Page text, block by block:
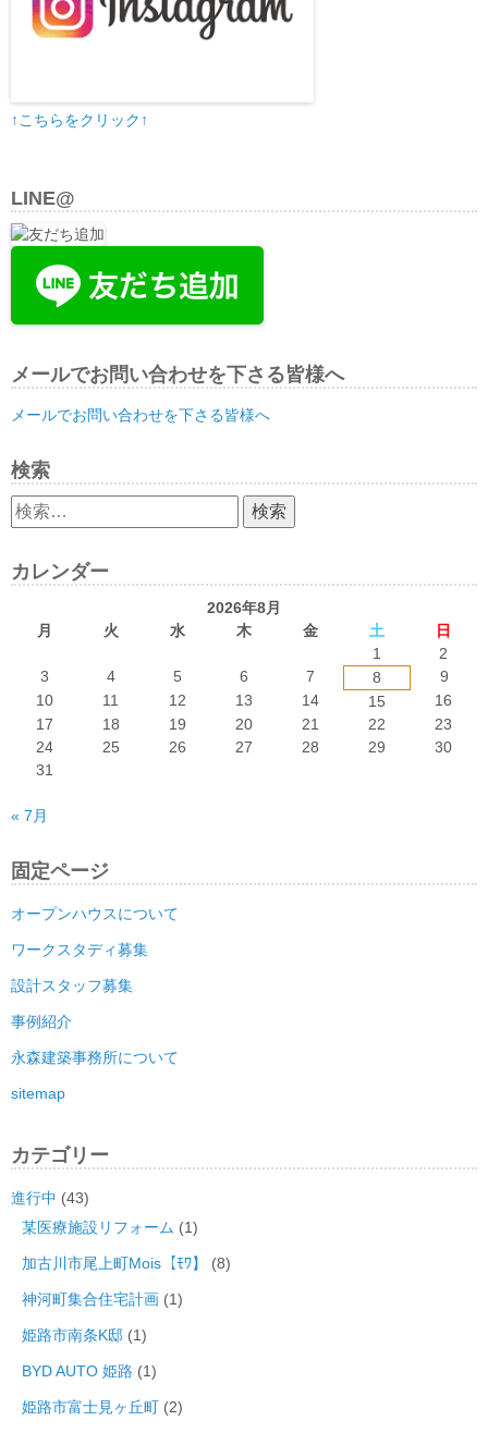
↑こちらをクリック↑
LINE@
メールでお問い合わせを下さる皆様へ
メールでお問い合わせを下さる皆様へ
検索
検
索:
カレンダー
2026年8月
月
火 水 木 金 土
日
1
2
3
4 5 6 7 8
9
10
11 12 13 14 15
16
17
18 19 20 21 22
23
24
25 26 27 28 29
30
31
« 7月
固定ページ
オープンハウスについて
ワークスタディ募集
設計スタッフ募集
事例紹介
永森建築事務所について
sitemap
カテゴリー
進行中 (43)
某医療施設リフォーム (1)
加古川市尾上町Mois【ﾓﾜ】 (8)
神河町集合住宅計画 (1)
姫路市南条K邸 (1)
BYD AUTO 姫路 (1)
姫路市富士見ヶ丘町 (2)